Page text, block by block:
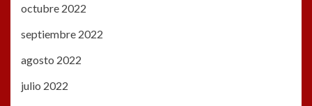
octubre 2022
septiembre 2022
agosto 2022
julio 2022